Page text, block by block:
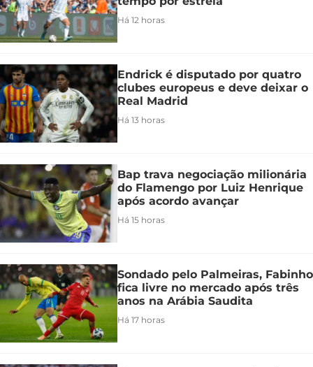
Há 12 horas
Endrick é disputado por quatro
clubes europeus e deve deixar o
Real Madrid
Há 13 horas
Bap trava negociação milionária
do Flamengo por Luiz Henrique
após acordo avançar
Há 15 horas
Sondado pelo Palmeiras, Fabinho
fica livre no mercado após três
anos na Arábia Saudita
Há 17 horas